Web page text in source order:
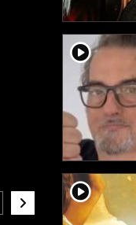
chevron_right
player2
player2